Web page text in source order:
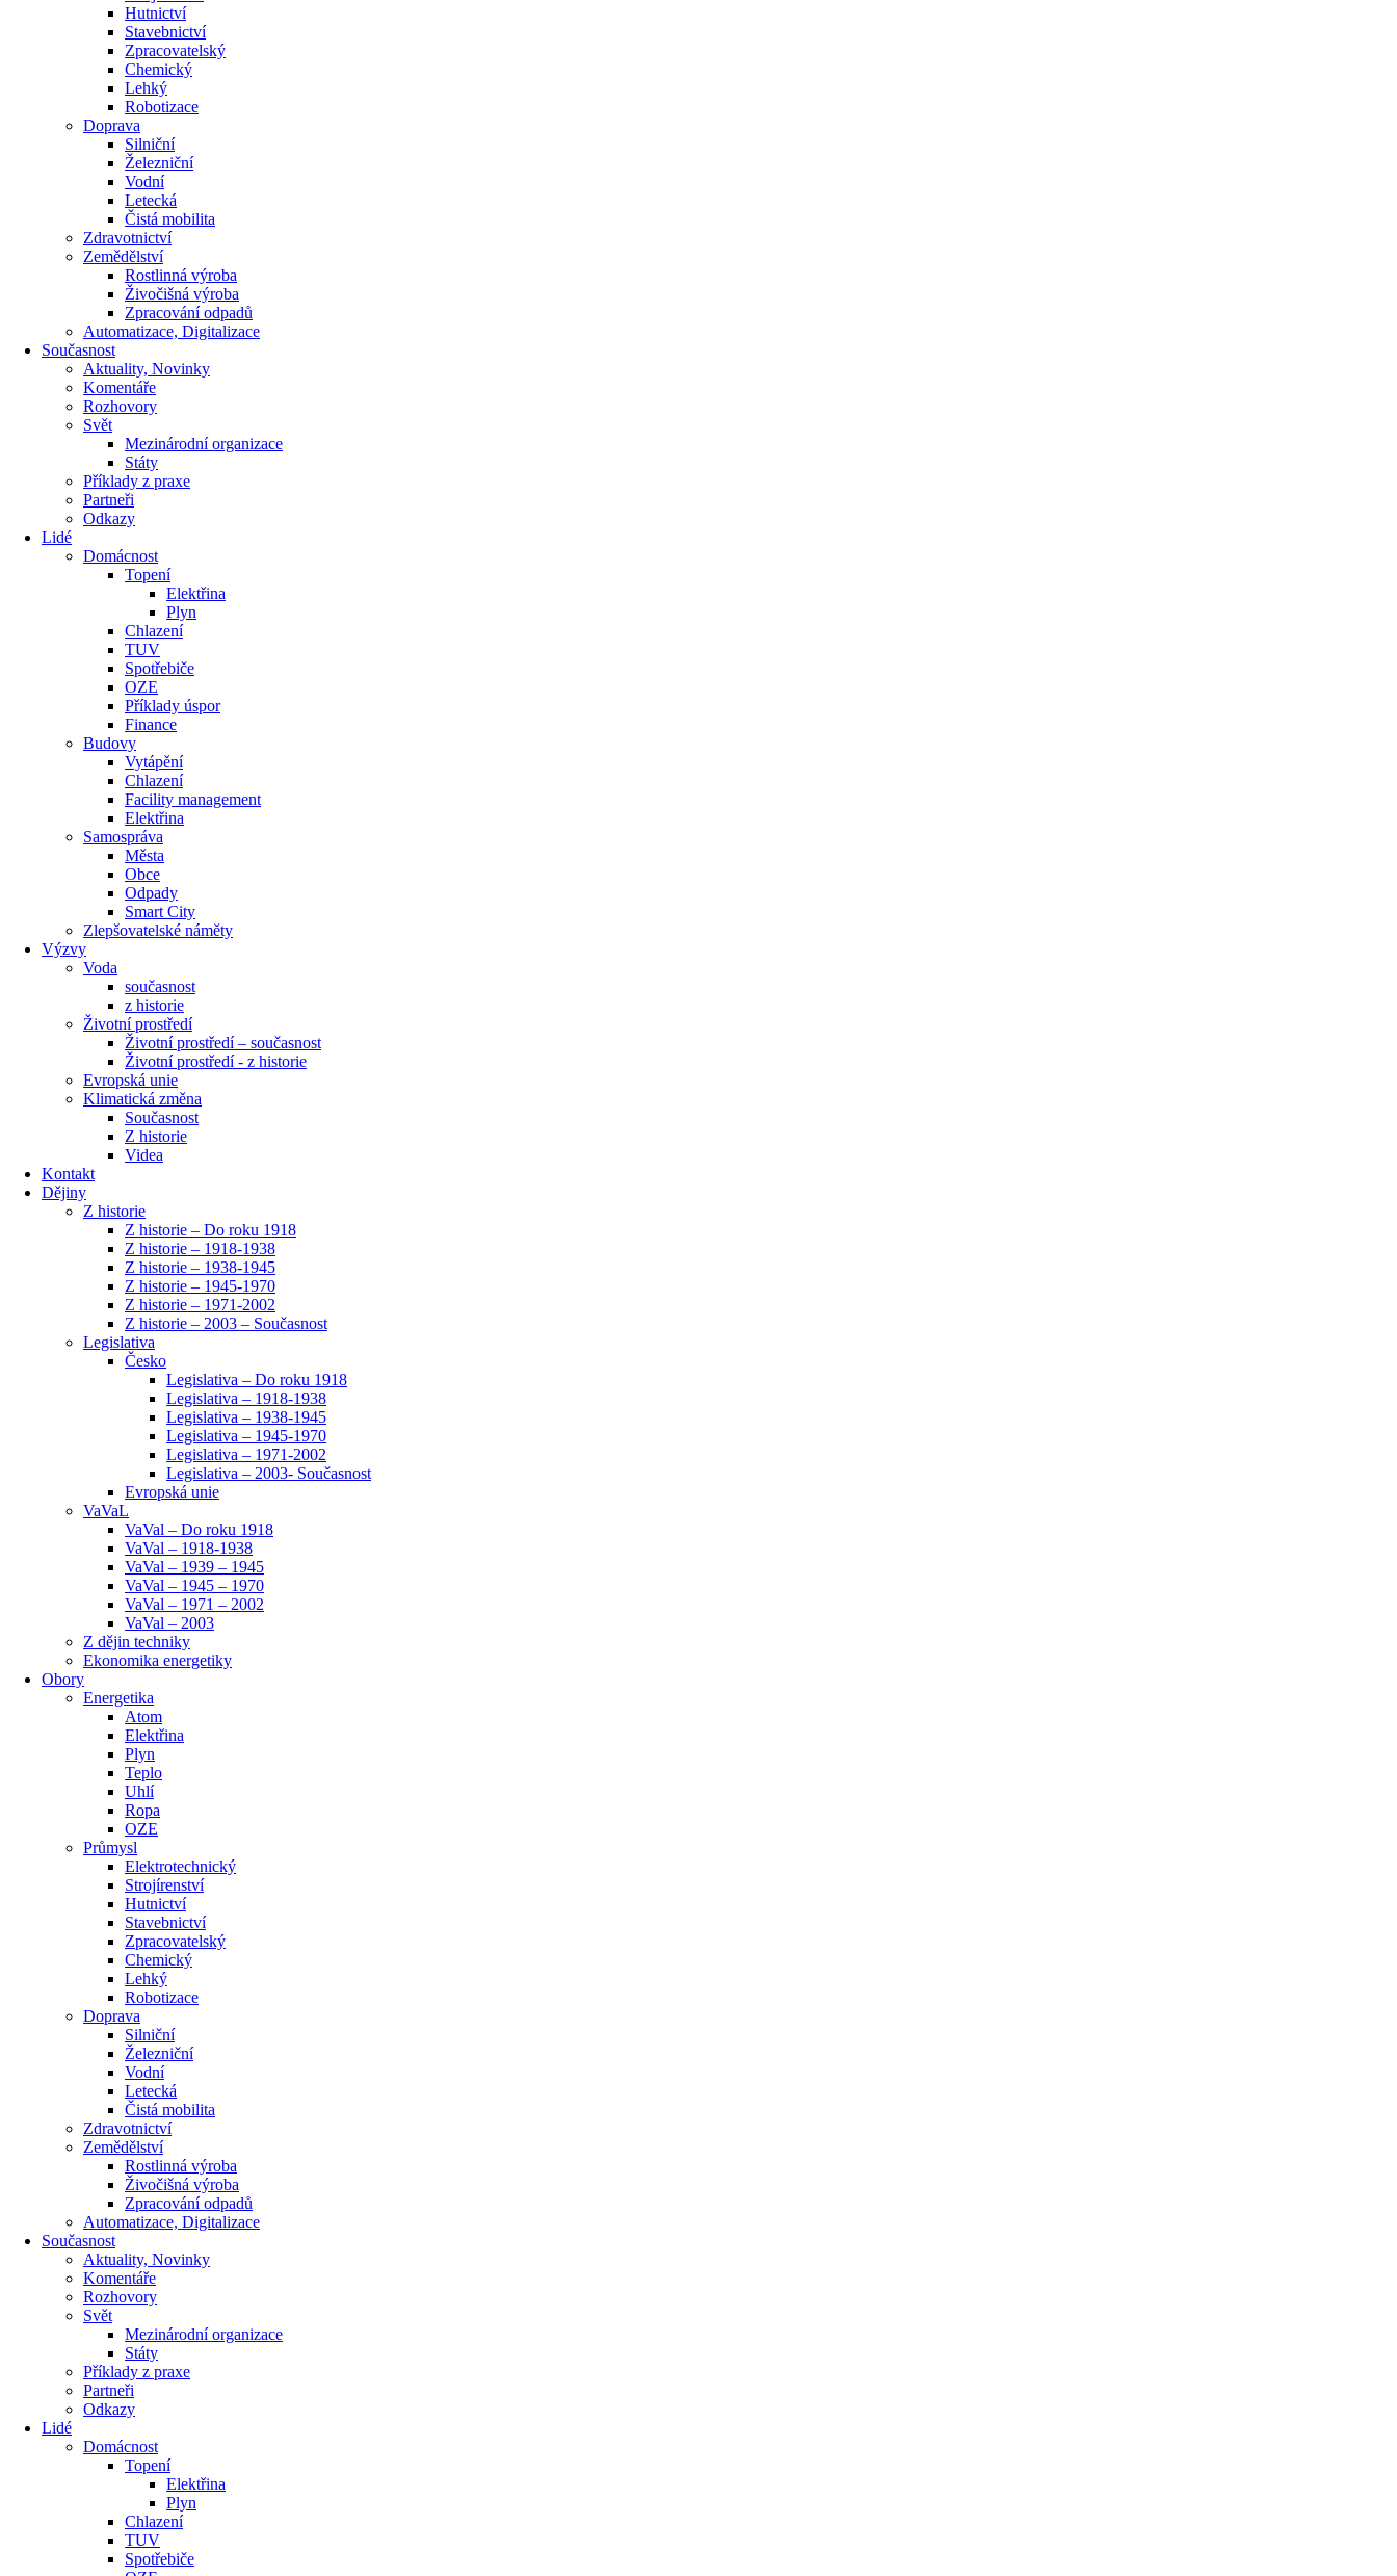
Hutnictví
Stavebnictví
Zpracovatelský
Chemický
Lehký
Robotizace
Doprava
Silniční
Železniční
Vodní
Letecká
Čistá mobilita
Zdravotnictví
Zemědělství
Rostlinná výroba
Živočišná výroba
Zpracování odpadů
Automatizace, Digitalizace
Současnost
Aktuality, Novinky
Komentáře
Rozhovory
Svět
Mezinárodní organizace
Státy
Příklady z praxe
Partneři
Odkazy
Lidé
Domácnost
Topení
Elektřina
Plyn
Chlazení
TUV
Spotřebiče
OZE
Příklady úspor
Finance
Budovy
Vytápění
Chlazení
Facility management
Elektřina
Samospráva
Města
Obce
Odpady
Smart City
Zlepšovatelské náměty
Výzvy
Voda
současnost
z historie
Životní prostředí
Životní prostředí – současnost
Životní prostředí ​- z historie
Evropská unie
Klimatická změna
Současnost
Z historie
Videa
Kontakt
Dějiny
Z historie
Z historie – Do roku 1918
Z historie – 1918-1938
Z historie – 1938-1945
Z historie – 1945-1970
Z historie – 1971-2002
Z historie – 2003 – Současnost
Legislativa
Česko
Legislativa – Do roku 1918
Legislativa – 1918-1938
Legislativa – 1938-1945
Legislativa – 1945-1970
Legislativa – 1971-2002
Legislativa – 2003- Současnost
Evropská unie
VaVaL
VaVal – Do roku 1918
VaVal – 1918-1938
VaVal – 1939 – 1945
VaVal – 1945 – 1970
VaVal – 1971 – 2002
VaVal – 2003
Z dějin techniky
Ekonomika energetiky
Obory
Energetika
Atom
Elektřina
Plyn
Teplo
Uhlí
Ropa
OZE
Průmysl
Elektrotechnický
Strojírenství
Hutnictví
Stavebnictví
Zpracovatelský
Chemický
Lehký
Robotizace
Doprava
Silniční
Železniční
Vodní
Letecká
Čistá mobilita
Zdravotnictví
Zemědělství
Rostlinná výroba
Živočišná výroba
Zpracování odpadů
Automatizace, Digitalizace
Současnost
Aktuality, Novinky
Komentáře
Rozhovory
Svět
Mezinárodní organizace
Státy
Příklady z praxe
Partneři
Odkazy
Lidé
Domácnost
Topení
Elektřina
Plyn
Chlazení
TUV
Spotřebiče